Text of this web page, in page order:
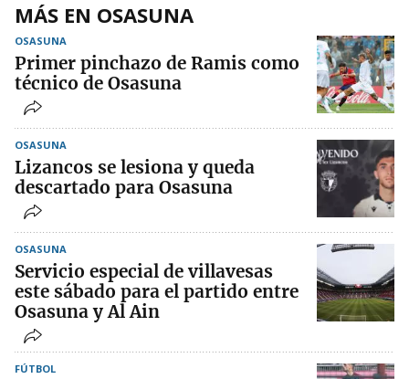
MÁS EN OSASUNA
OSASUNA
Primer pinchazo de Ramis como
técnico de Osasuna
OSASUNA
Lizancos se lesiona y queda
descartado para Osasuna
OSASUNA
Servicio especial de villavesas
este sábado para el partido entre
Osasuna y Al Ain
FÚTBOL